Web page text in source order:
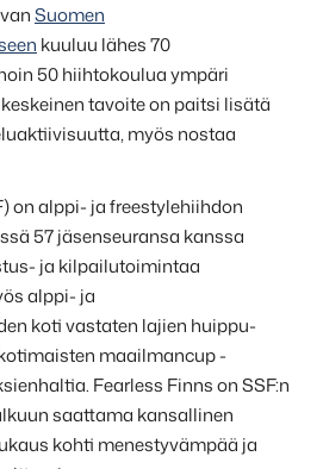
Suomen
kuuluu lähes 70
50 hiihtokoulua ympäri
tavoite on paitsi lisätä
myös nostaa
on alppi- ja freestylehiihdon
57 jäsenseuransa kanssa
ja kilpailutoimintaa
alppi- ja
koti vastaten lajien huippu-
maailmancup -
Fearless Finns on SSF:n
saattama kansallinen
kohti menestyvämpää ja